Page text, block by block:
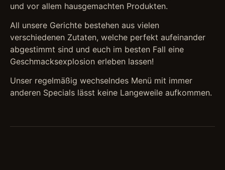
und vor allem hausgemachten Produkten.
All unsere Gerichte bestehen aus vielen
verschiedenen Zutaten, welche perfekt aufeinander
abgestimmt sind und euch im besten Fall eine
Geschmacksexplosion erleben lassen!
Unser regelmäßig wechselndes Menü mit immer
anderen Specials lässt keine Langeweile aufkommen.